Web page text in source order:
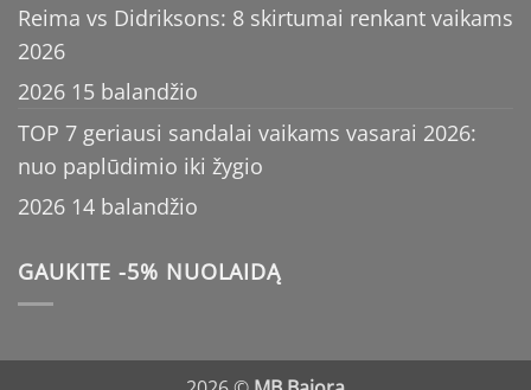
Reima vs Didriksons: 8 skirtumai renkant vaikams
2026
2026 15 balandžio
TOP 7 geriausi sandalai vaikams vasarai 2026:
nuo paplūdimio iki žygio
2026 14 balandžio
GAUKITE -5% NUOLAIDĄ